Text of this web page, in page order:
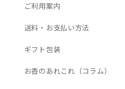
ご利用案内
送料・お支払い方法
ギフト包装
お香のあれこれ（コラム）